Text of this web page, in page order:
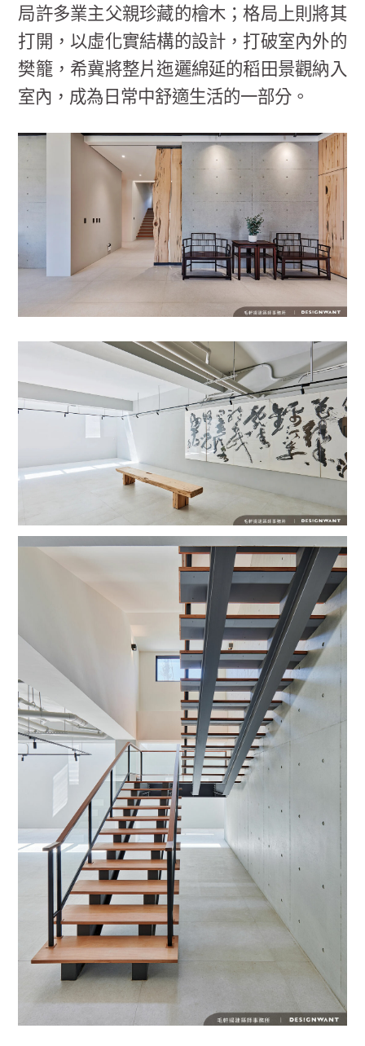
局許多業主父親珍藏的檜木；格局上則將其
打開，以虛化實結構的設計，打破室內外的
樊籠，希冀將整片迤邐綿延的稻田景觀納入
室內，成為日常中舒適生活的一部分。